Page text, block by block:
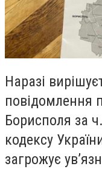
Наразі
повідомлення
Борисполя за
кодексу
загрожує